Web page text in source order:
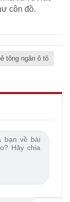
côn đồ.
tông ngăn ô tô